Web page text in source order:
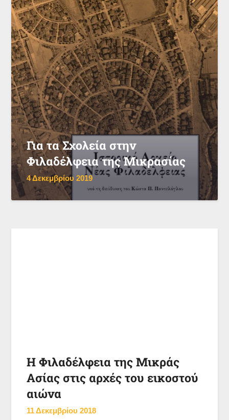
Για τα Σχολεία στην
Φιλαδέλφεια της Μικρασίας
4 Δεκεμβρίου 2019
Η Φιλαδέλφεια της Μικράς
Ασίας στις αρχές του εικοστού
αιώνα
11 Δεκεμβρίου 2018